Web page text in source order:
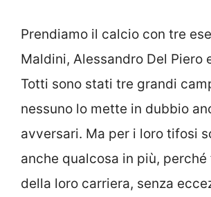
Prendiamo il calcio con tre
Maldini, Alessandro Del Piero
Totti sono stati tre grandi
nessuno lo mette in dubbio
avversari. Ma per i loro tifosi
anche qualcosa in più, perché
della loro carriera, senza